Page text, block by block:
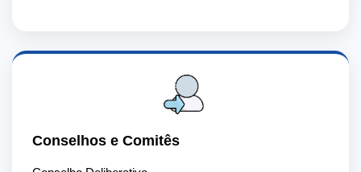
Conselhos e Comitês